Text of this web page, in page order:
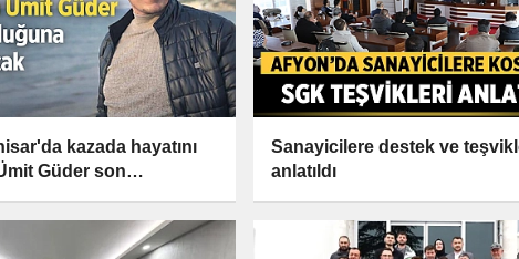
kazada hayatını
Güder son
Sanayicilere destek ve
anlatıldı